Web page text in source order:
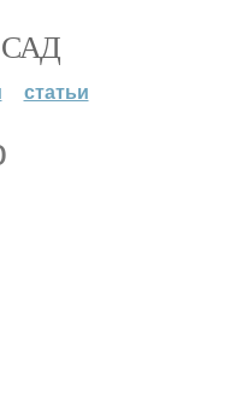
статьи